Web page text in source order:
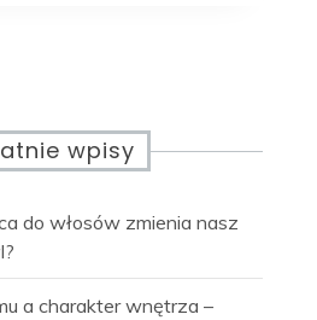
wpisy
do włosów zmienia nasz
a charakter wnętrza –